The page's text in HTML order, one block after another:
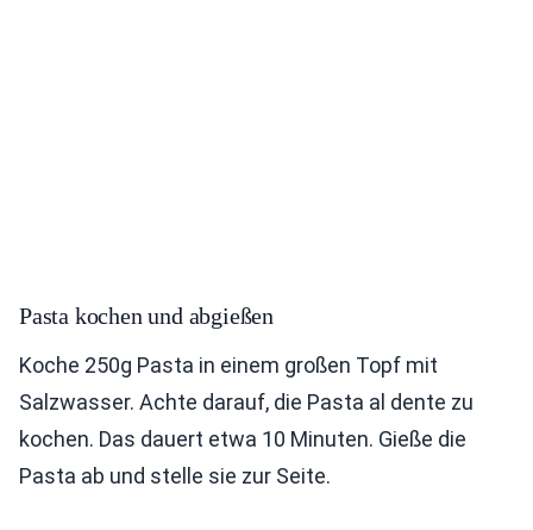
Pasta kochen und abgießen
Koche 250g Pasta in einem großen Topf mit
Salzwasser. Achte darauf, die Pasta al dente zu
kochen. Das dauert etwa 10 Minuten. Gieße die
Pasta ab und stelle sie zur Seite.